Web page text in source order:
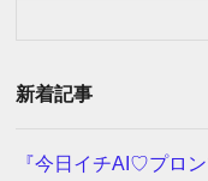
新着記事
『今日イチAI♡プロ